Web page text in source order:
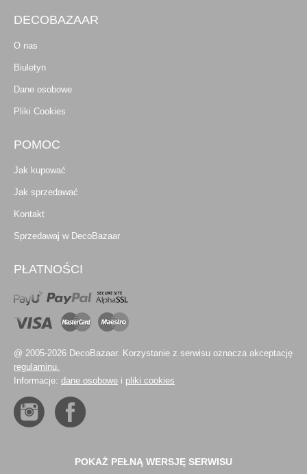
DECOBAZAAR
O nas
Biuletyn
Dane osobowe
Pliki Cookies
POMOC
Jak kupować
Jak sprzedawać
Kontakt
Sprzedawaj w DecoBazaar
PŁATNOŚCI
@ 2005-2026 DecoBazaar. Korzystanie z serwisu oznacza akceptację
regulaminu.
Informacje: dane osobowe i pliki cookies
POKAŻ PEŁNĄ WERSJĘ SERWISU